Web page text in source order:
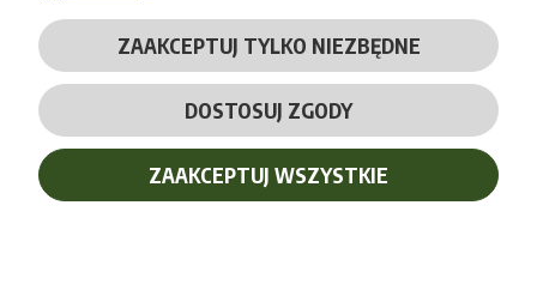
Realizacja: Massinternet
POKAŻ PEŁNĄ WERSJĘ STRONY
ZAAKCEPTUJ TYLKO NIEZBĘDNE
DOSTOSUJ ZGODY
ZAAKCEPTUJ WSZYSTKIE